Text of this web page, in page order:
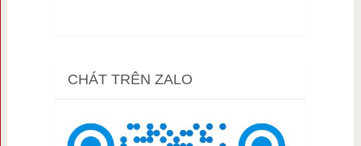
CHÁT TRÊN ZALO